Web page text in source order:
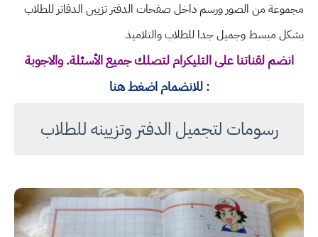
مجموعة من الصور ورسم داخل صفحات الدفتر تزيين الدفاتر للطلاب
بشكل مبسط وجميل جدا للطلاب والتلاميذ
انضم لقناتنا على التليكرام لتصلك جميع الأسئلة. والاجوبة
: للانضمام اضغط هنا
رسومات لتجميل الدفتر وتزيينه للطلاب